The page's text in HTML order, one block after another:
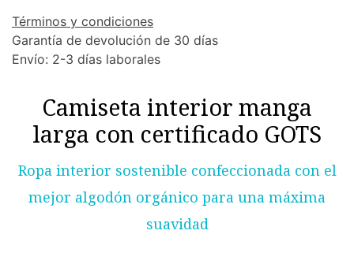
Términos y condiciones
Garantía de devolución de 30 días
Envío: 2-3 días laborales
Camiseta interior manga
larga con certificado GOTS
Ropa interior sostenible confeccionada con el
mejor algodón orgánico para una máxima
suavidad